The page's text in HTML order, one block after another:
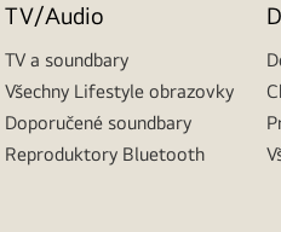
TV/Audio
TV a soundbary
Všechny Lifestyle obrazovky
Doporučené soundbary
Reproduktory Bluetooth